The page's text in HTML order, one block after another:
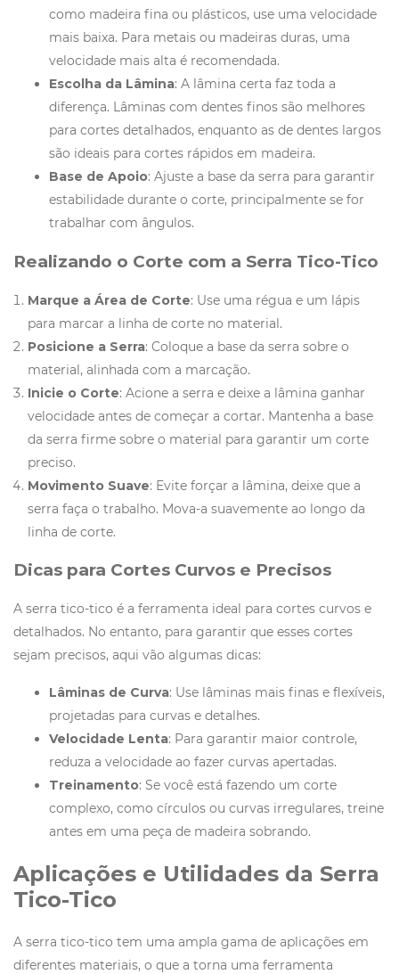
como madeira fina ou plásticos, use uma velocidade
mais baixa. Para metais ou madeiras duras, uma
velocidade mais alta é recomendada.
Escolha da Lâmina: A lâmina certa faz toda a
diferença. Lâminas com dentes finos são melhores
para cortes detalhados, enquanto as de dentes largos
são ideais para cortes rápidos em madeira.
Base de Apoio: Ajuste a base da serra para garantir
estabilidade durante o corte, principalmente se for
trabalhar com ângulos.
Realizando o Corte com a Serra Tico-Tico
Marque a Área de Corte: Use uma régua e um lápis
para marcar a linha de corte no material.
Posicione a Serra: Coloque a base da serra sobre o
material, alinhada com a marcação.
Inicie o Corte: Acione a serra e deixe a lâmina ganhar
velocidade antes de começar a cortar. Mantenha a base
da serra firme sobre o material para garantir um corte
preciso.
Movimento Suave: Evite forçar a lâmina, deixe que a
serra faça o trabalho. Mova-a suavemente ao longo da
linha de corte.
Dicas para Cortes Curvos e Precisos
A serra tico-tico é a ferramenta ideal para cortes curvos e
detalhados. No entanto, para garantir que esses cortes
sejam precisos, aqui vão algumas dicas:
Lâminas de Curva: Use lâminas mais finas e flexíveis,
projetadas para curvas e detalhes.
Velocidade Lenta: Para garantir maior controle,
reduza a velocidade ao fazer curvas apertadas.
Treinamento: Se você está fazendo um corte
complexo, como círculos ou curvas irregulares, treine
antes em uma peça de madeira sobrando.
Aplicações e Utilidades da Serra
Tico-Tico
A serra tico-tico tem uma ampla gama de aplicações em
diferentes materiais, o que a torna uma ferramenta